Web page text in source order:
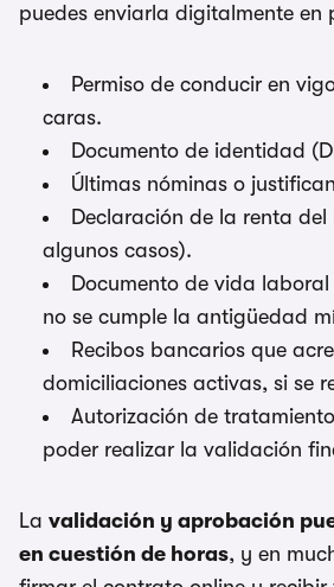
puedes enviarla digitalmente en
Permiso de conducir en
caras.
Documento de identidad
Últimas nóminas o
Declaración de la renta del
algunos casos).
Documento de vida
no se cumple la antigüedad
Recibos bancarios que
domiciliaciones activas, si se
Autorización de
poder realizar la validación
La validación y aprobación
en cuestión de horas, y en